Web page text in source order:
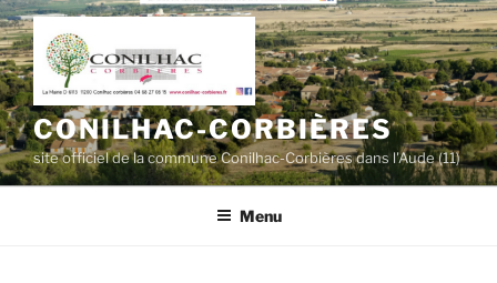
Aller
au
contenu
principal
CONILHAC-CORBIÈRES
site officiel de la commune Conilhac-Corbières dans l'Aude (11)
Menu